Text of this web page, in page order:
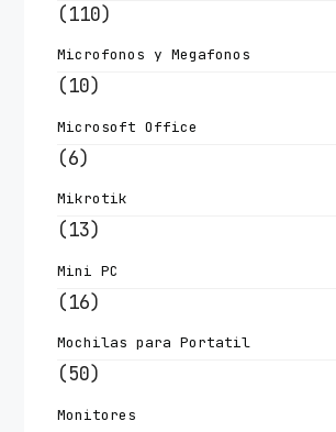
(110)
Microfonos y Megafonos
(10)
Microsoft Office
(6)
Mikrotik
(13)
Mini PC
(16)
Mochilas para Portatil
(50)
Monitores